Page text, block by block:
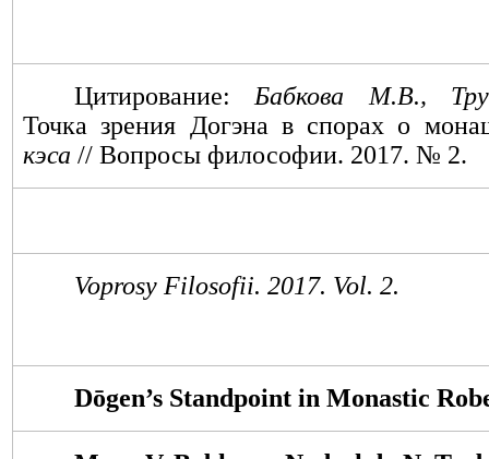
Цитирование:Бабкова М.В.,
Точка зрения Догэна в спорах о
кэса // Вопросы философии. 2017. № 2.
Voprosy Filosofii. 2017. Vol. 2.
Dōgen’s Standpoint in Monastic